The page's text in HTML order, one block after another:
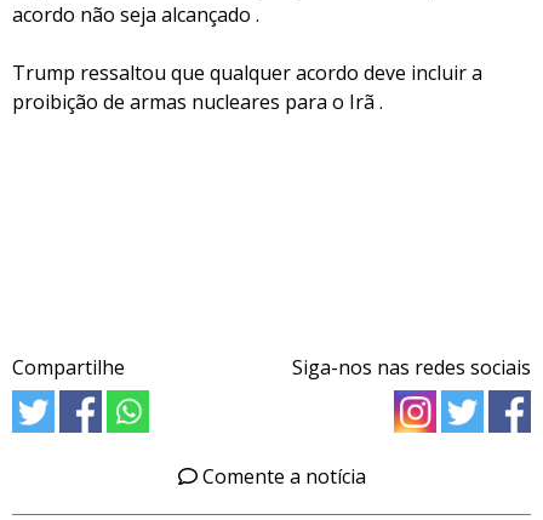
acordo não seja alcançado .
Trump ressaltou que qualquer acordo deve incluir a
proibição de armas nucleares para o Irã .
Compartilhe Siga-nos nas redes sociais
Comente a notícia